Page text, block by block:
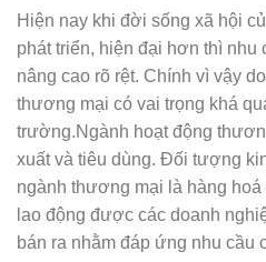
Hiện nay khi đời sống xã hội
phát triển, hiện đại hơn thì
nâng cao rõ rệt. Chính vì vậy
thương mại có vai trọng khá
trường.Ngành hoạt động
xuất và tiêu dùng. Đối tượng
ngành thương mại là hàng
lao động được các doanh
bán ra nhằm đáp ứng nhu cầu